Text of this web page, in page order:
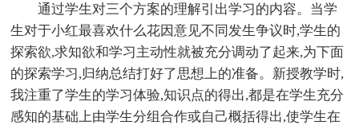
通过学生对三个方案的理解引出学习的内容。当学
生对于小红最喜欢什么花因意见不同发生争议时,学生的
探索欲,求知欲和学习主动性就被充分调动了起来,为下面
的探索学习,归纳总结打好了思想上的准备。新授教学时,
我注重了学生的学习体验,知识点的得出,都是在学生充分
感知的基础上由学生分组合作或自己概括得出,使学生在